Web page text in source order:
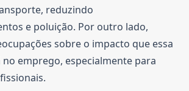
reduzindo
e poluição. Por outro lado,
sobre o impacto que essa
emprego, especialmente para